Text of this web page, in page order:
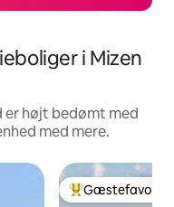
i Mizen
er højt bedømt med
med mere.
Bedste
Gæstefavorit